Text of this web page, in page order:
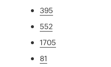
395
552
1705
81